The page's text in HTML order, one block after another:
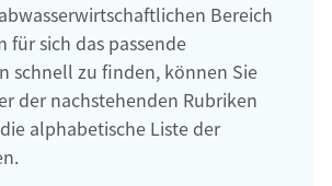
Bereich
für sich das passende
schnell zu finden, können Sie
der nachstehenden Rubriken
alphabetische Liste der